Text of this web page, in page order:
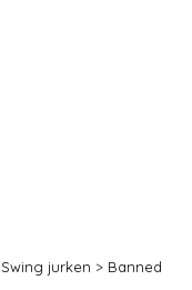
Swing jurken > Banned